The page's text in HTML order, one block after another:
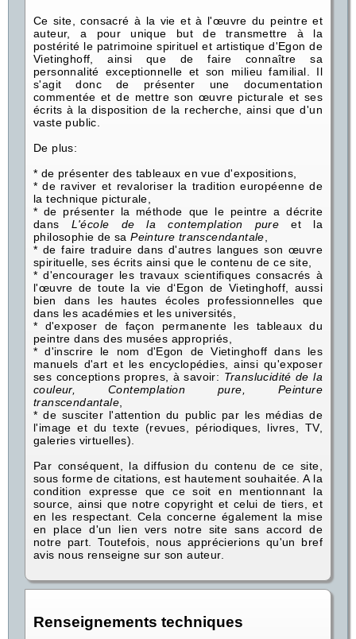
Ce site, consacré à la vie et à l'œuvre du peintre et
auteur, a pour unique but de transmettre à la
postérité le patrimoine spirituel et artistique d'Egon de
Vietinghoff, ainsi que de faire connaître sa
personnalité exceptionnelle et son milieu familial. Il
s'agit donc de présenter une documentation
commentée et de mettre son œuvre picturale et ses
écrits à la disposition de la recherche, ainsi que d'un
vaste public.
De plus:
* de présenter des tableaux en vue d'expositions,
* de raviver et revaloriser la tradition européenne de
la technique picturale,
* de présenter la méthode que le peintre a décrite
dans L'école de la contemplation pure et la
philosophie de saPeinture transcendantale
* de faire traduire dans d'autres langues son œuvre
spirituelle, ses écrits ainsi que le contenu de ce site,
* d'encourager les travaux scientifiques consacrés à
l'œuvre de toute la vie d‘Egon de Vietinghoff, aussi
bien dans les hautes écoles professionnelles que
dans les académies et les universités,
* d'exposer de façon permanente les tableaux du
peintre dans des musées appropriés,
* d'inscrire le nom d'Egon de Vietinghoff dans les
manuels d'art et les encyclopédies, ainsi qu'exposer
ses conceptions propres, à savoir: Translucidité de la
couleur, Contemplation pure, Peinture
transcendantale
* de susciter l'attention du public par les médias de
l'image et du texte (revues, périodiques, livres, TV,
galeries virtuelles).
Par conséquent, la diffusion du contenu de ce site,
sous forme de citations, est hautement souhaitée. A la
condition expresse que ce soit en mentionnant la
source, ainsi que notre copyright et celui de tiers, et
en les respectant. Cela concerne également la mise
en place d'un lien vers notre site sans accord de
notre part. Toutefois, nous apprécierions qu'un bref
avis nous renseigne sur son auteur.
Renseignements techniques